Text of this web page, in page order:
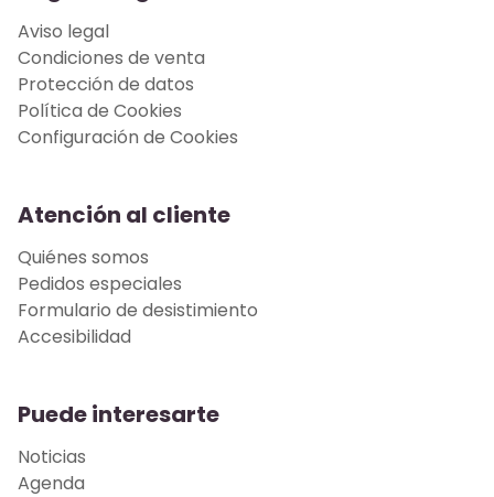
Aviso legal
Condiciones de venta
Protección de datos
Política de Cookies
Configuración de Cookies
Atención al cliente
Quiénes somos
Pedidos especiales
Formulario de desistimiento
Accesibilidad
Puede interesarte
Noticias
Agenda